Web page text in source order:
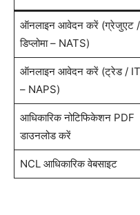
ऑनलाइन आवेदन करें (ग्रेजुएट /
डिप्लोमा – NATS)
ऑनलाइन आवेदन करें (ट्रेड /
– NAPS)
आधिकारिक नोटिफिकेशन PDF
डाउनलोड करें
NCL आधिकारिक वेबसाइट